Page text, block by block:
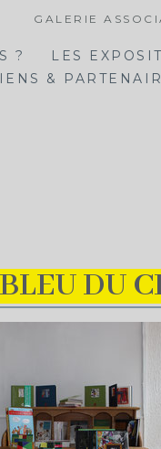
GALERIE
? LES
&
DU